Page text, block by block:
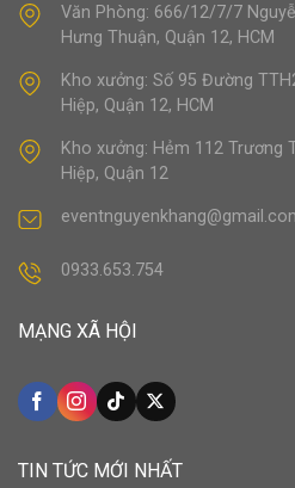
Văn Phòng: 666/12/7/7
Hưng Thuận, Quận 12, HCM
Kho xưởng: Số 95 Đường
Hiệp, Quận 12, HCM
Kho xưởng: Hẻm 112 Trương
Hiệp, Quận 12
0933.653.754
MẠNG XÃ HỘI
TIN TỨC MỚI NHẤT